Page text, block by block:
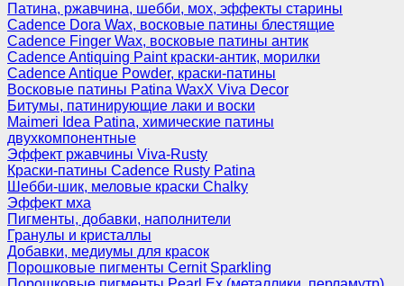
Патина, ржавчина, шебби, мох, эффекты старины
Cadence Dora Wax, восковые патины блестящие
Cadence Finger Wax, восковые патины антик
Сadence Antiquing Paint краски-антик, морилки
Cadence Antique Powder, краски-патины
Восковые патины Patina WaxX Viva Decor
Битумы, патинирующие лаки и воски
Maimeri Idea Patina, химические патины
двухкомпонентные
Эффект ржавчины Viva-Rusty
Краски-патины Cadence Rusty Patina
Шебби-шик, меловые краски Chalky
Эффект мха
Пигменты, добавки, наполнители
Гранулы и кристаллы
Добавки, медиумы для красок
Порошковые пигменты Cernit Sparkling